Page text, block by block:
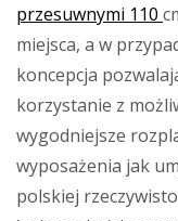
przesuwnymi 110
miejsca, a w
koncepcja
korzystanie z
wygodniejsze
wyposażenia jak
polskiej